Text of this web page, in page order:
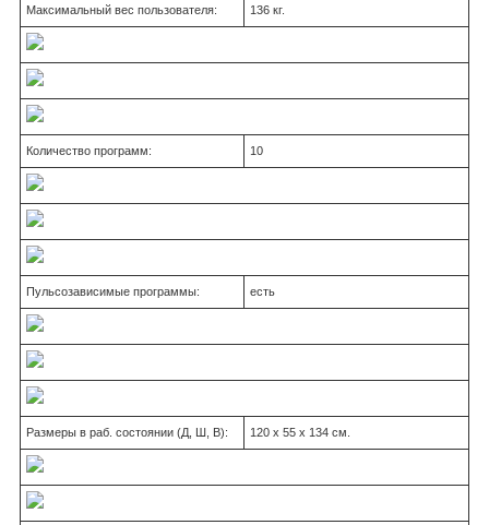
Максимальный вес пользователя: 136 кг.
Количество программ: 10
Пульсозависимые программы: есть
Размеры в раб. состоянии (Д, Ш, В): 120 x 55 x 134 см.